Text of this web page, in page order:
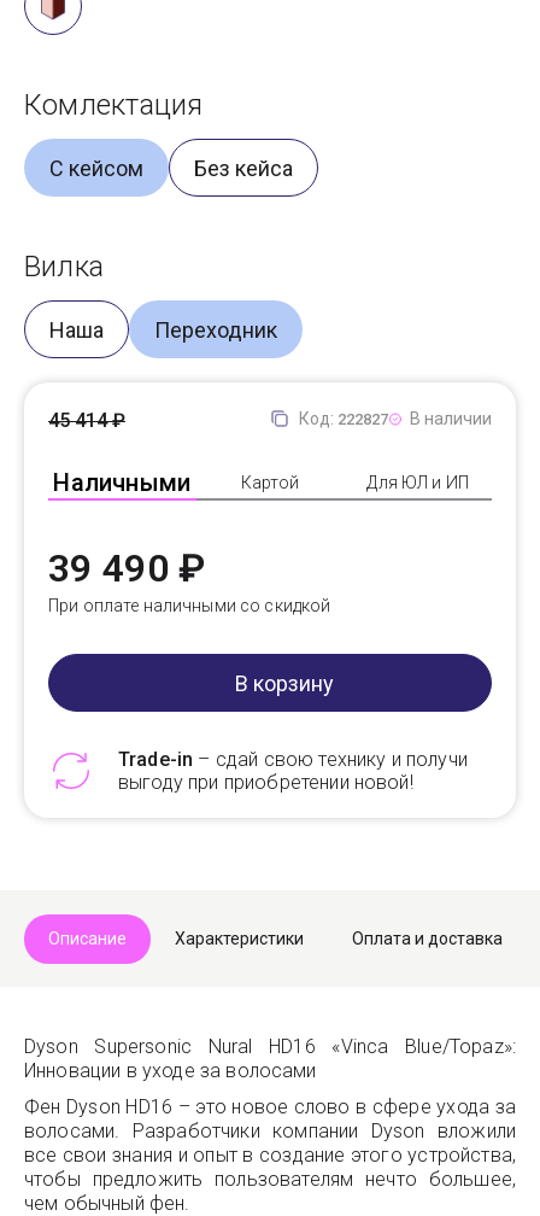
Комлектация
С кейсом Без кейса
Вилка
Наша Переходник
Код: 222827 В наличии
Наличными Картой Для ЮЛ и ИП
45 414 ₽
39 490 ₽
При оплате наличными со скидкой
В корзину
Trade-in – сдай свою технику и получи
выгоду при приобретении новой!
Описание Характеристики Оплата и доставка
Dyson Supersonic Nural HD16 «Vinca Blue/Topaz»:
Инновации в уходе за волосами
Фен Dyson HD16 – это новое слово в сфере ухода за
волосами. Разработчики компании Dyson вложили
все свои знания и опыт в создание этого устройства,
чтобы предложить пользователям нечто большее,
чем обычный фен.